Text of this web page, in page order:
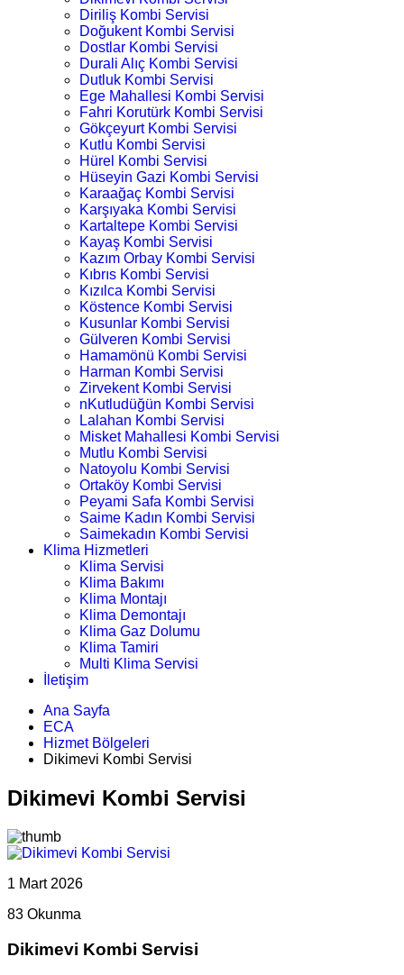
Diriliş Kombi Servisi
Doğukent Kombi Servisi
Dostlar Kombi Servisi
Durali Alıç Kombi Servisi
Dutluk Kombi Servisi
Ege Mahallesi Kombi Servisi
Fahri Korutürk Kombi Servisi
Gökçeyurt Kombi Servisi
Kutlu Kombi Servisi
Hürel Kombi Servisi
Hüseyin Gazi Kombi Servisi
Karaağaç Kombi Servisi
Karşıyaka Kombi Servisi
Kartaltepe Kombi Servisi
Kayaş Kombi Servisi
Kazım Orbay Kombi Servisi
Kıbrıs Kombi Servisi
Kızılca Kombi Servisi
Köstence Kombi Servisi
Kusunlar Kombi Servisi
Gülveren Kombi Servisi
Hamamönü Kombi Servisi
Harman Kombi Servisi
Zirvekent Kombi Servisi
nKutludüğün Kombi Servisi
Lalahan Kombi Servisi
Misket Mahallesi Kombi Servisi
Mutlu Kombi Servisi
Natoyolu Kombi Servisi
Ortaköy Kombi Servisi
Peyami Safa Kombi Servisi
Saime Kadın Kombi Servisi
Saimekadın Kombi Servisi
Klima Hizmetleri
Klima Servisi
Klima Bakımı
Klima Montajı
Klima Demontajı
Klima Gaz Dolumu
Klima Tamiri
Multi Klima Servisi
İletişim
Ana Sayfa
ECA
Hizmet Bölgeleri
Dikimevi Kombi Servisi
Dikimevi Kombi Servisi
1 Mart 2026
83 Okunma
Dikimevi Kombi Servisi